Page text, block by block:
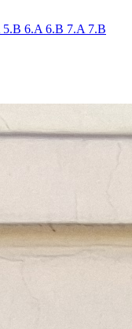
5.B 6.A 6.B 7.A 7.B